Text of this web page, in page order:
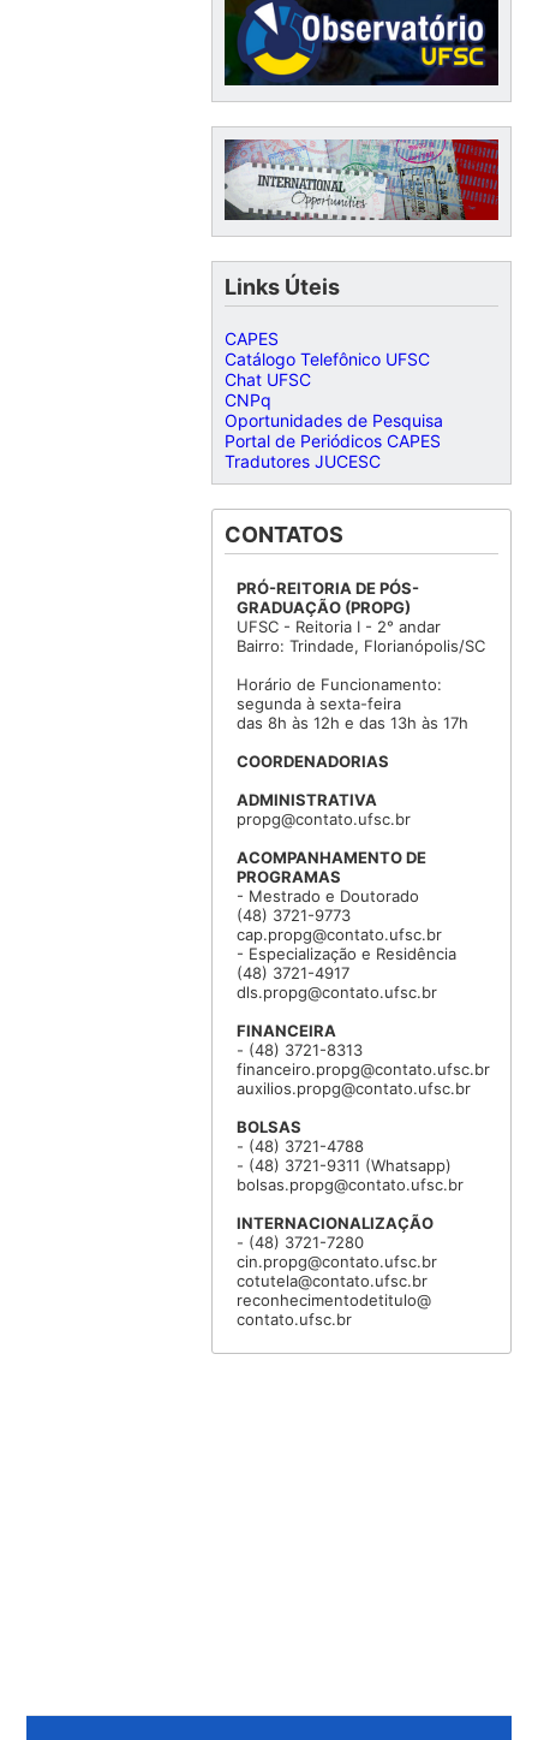
Links Úteis
CAPES
Catálogo Telefônico UFSC
Chat UFSC
CNPq
Oportunidades de Pesquisa
Portal de Periódicos CAPES
Tradutores JUCESC
CONTATOS
PRÓ-REITORIA DE PÓS-
GRADUAÇÃO (PROPG)
UFSC - Reitoria I - 2° andar
Bairro: Trindade, Florianópolis/SC
Horário de Funcionamento:
segunda à sexta-feira
das 8h às 12h e das 13h às 17h
COORDENADORIAS
ADMINISTRATIVA
propg@contato.ufsc.br
ACOMPANHAMENTO DE
PROGRAMAS
- Mestrado e Doutorado
(48) 3721-9773
cap.propg@contato.ufsc.br
- Especialização e Residência
(48) 3721-4917
dls.propg@contato.ufsc.br
FINANCEIRA
- (48) 3721-8313
financeiro.propg@contato.ufsc.br
auxilios.propg@contato.ufsc.br
BOLSAS
- (48) 3721-4788
- (48) 3721-9311 (Whatsapp)
bolsas.propg@contato.ufsc.br
INTERNACIONALIZAÇÃO
- (48) 3721-7280
cin.propg@contato.ufsc.br
cotutela@contato.ufsc.br
reconhecimentodetitulo@
contato.ufsc.br